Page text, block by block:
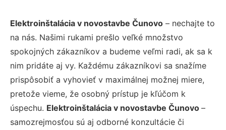
Elektroinštalácia v novostavbe Čunovo – nechajte to
na nás. Našimi rukami prešlo veľké množstvo
spokojných zákazníkov a budeme veľmi radi, ak sa k
nim pridáte aj vy. Každému zákazníkovi sa snažíme
prispôsobiť a vyhovieť v maximálnej možnej miere,
pretože vieme, že osobný prístup je kľúčom k
úspechu. Elektroinštalácia v novostavbe Čunovo –
samozrejmosťou sú aj odborné konzultácie či